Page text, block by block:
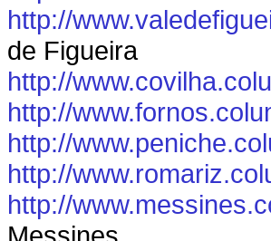
http://
de Figueira
http://
http://
http://
http://
http://